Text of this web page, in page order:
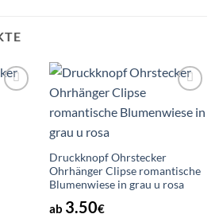
Wunschliste
Druckknopf Ohrstecker
Ohrhänger Clipse romantische
Blumenwiese in grau u rosa
ab 3.50€